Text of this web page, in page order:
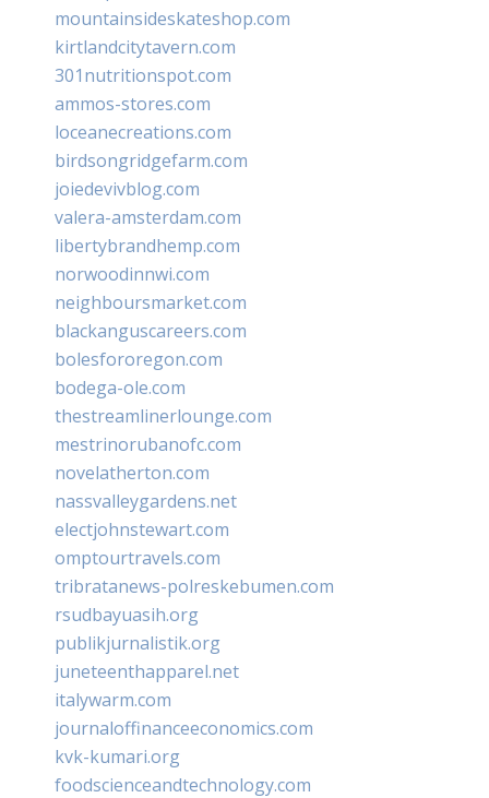
mountainsideskateshop.com
kirtlandcitytavern.com
301nutritionspot.com
ammos-stores.com
loceanecreations.com
birdsongridgefarm.com
joiedevivblog.com
valera-amsterdam.com
libertybrandhemp.com
norwoodinnwi.com
neighboursmarket.com
blackanguscareers.com
bolesfororegon.com
bodega-ole.com
thestreamlinerlounge.com
mestrinorubanofc.com
novelatherton.com
nassvalleygardens.net
electjohnstewart.com
omptourtravels.com
tribratanews-polreskebumen.com
rsudbayuasih.org
publikjurnalistik.org
juneteenthapparel.net
italywarm.com
journaloffinanceeconomics.com
kvk-kumari.org
foodscienceandtechnology.com